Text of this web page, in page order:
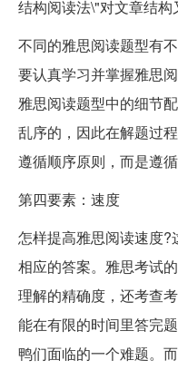
结构阅读法\"对文章结构
不同的雅思阅读题型有
要认真学习并掌握雅思
雅思阅读题型中的细节
乱序的，因此在解题过
遵循顺序原则，而是遵
第四要素：速度
怎样提高雅思阅读速度
相应的答案。雅思考试
理解的精确度，还考查
能在有限的时间里答完
鸭们面临的一个难题。